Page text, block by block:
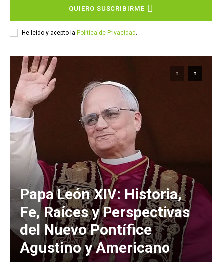
QUIERO SUSCRIBIRME
He leído y acepto la Política de Privacidad
Papa León XIV: Historia,
Fe, Raíces y Perspectivas
del Nuevo Pontífice
Agustino y Americano